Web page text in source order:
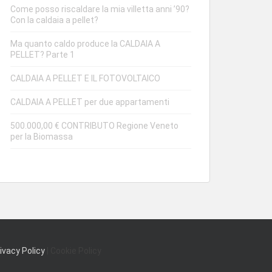
Come posso riscaldare la mia villetta anni ’90?
Con la caldaia a pellet?
Ma quanto caldo produce la CALDAIA A
PELLET? Parte 1
CALDAIA A PELLET E IL FOTOVOLTAICO
CALDAIA A PELLET per due appartamenti
500.000,00 € CONTRIBUTO Regione Veneto
per la Biomassa
Policy